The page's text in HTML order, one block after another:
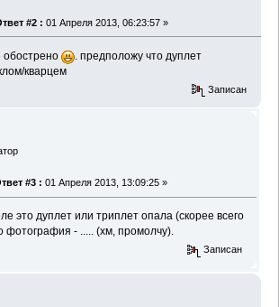
#2 : 01 Апреля 2013, 06:23:57 »
обострено
. предположу что дуплет
кварцем
Записан
#3 : 01 Апреля 2013, 13:09:25 »
это дуплет или триплет опала (скорее всего
фотография - ..... (хм, промолчу).
Записан